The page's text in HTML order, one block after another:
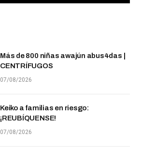
Más de 800 niñas awajún abus4das |
CENTRÍFUGOS
07/08/2026
Keiko a familias en riesgo:
¡REUBÍQUENSE!
07/08/2026